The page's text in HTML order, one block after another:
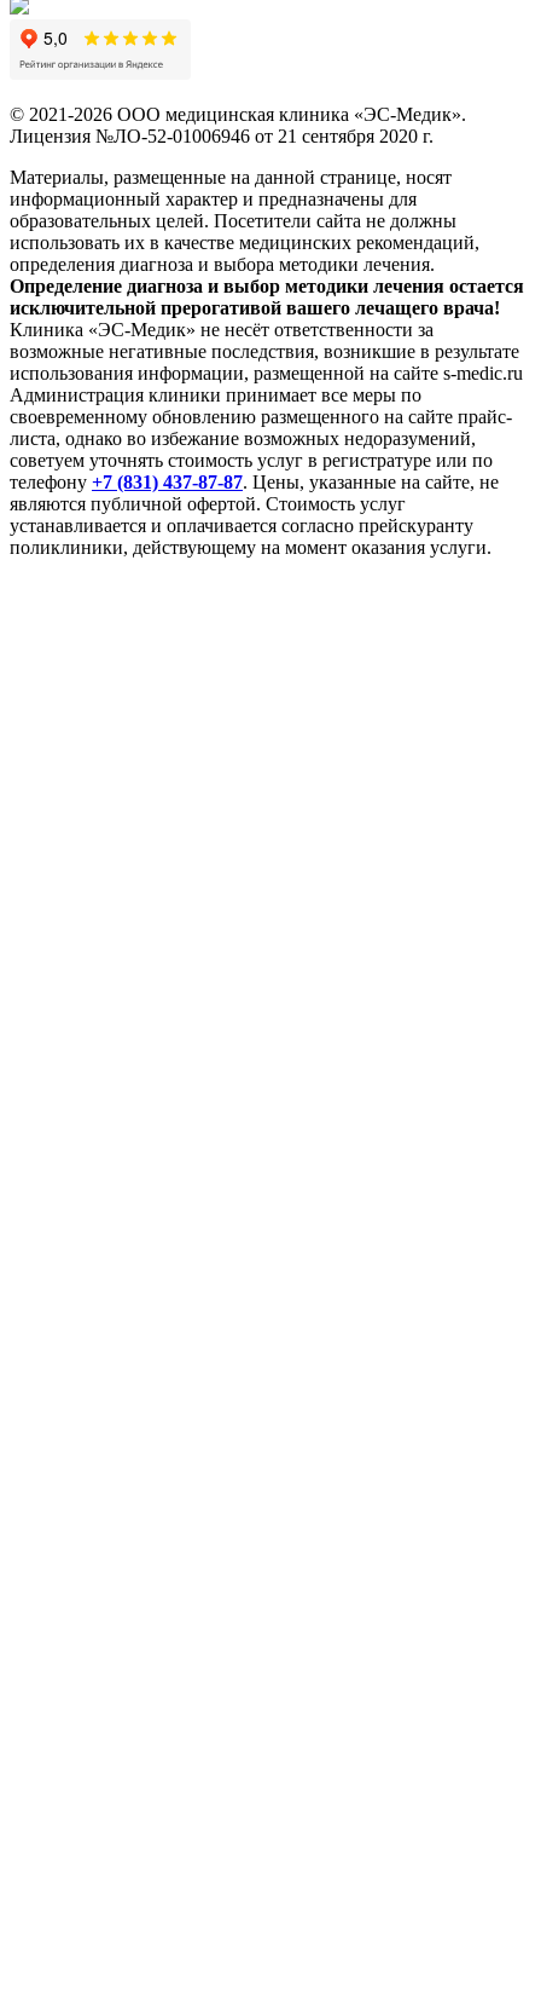
© 2021-2026 ООО медицинская клиника «ЭС-Медик».
Лицензия №ЛО-52-01006946 от 21 сентября 2020 г.
Материалы, размещенные на данной странице, носят
информационный характер и предназначены для
образовательных целей. Посетители сайта не должны
использовать их в качестве медицинских рекомендаций,
определения диагноза и выбора методики лечения.
Определение диагноза и выбор методики лечения остается
исключительной прерогативой вашего лечащего врача!
Клиника «ЭС-Медик» не несёт ответственности за
возможные негативные последствия, возникшие в результате
использования информации, размещенной на сайте s-medic.ru
Администрация клиники принимает все меры по
своевременному обновлению размещенного на сайте прайс-
листа, однако во избежание возможных недоразумений,
советуем уточнять стоимость услуг в регистратуре или по
телефону +7 (831) 437-87-87. Цены, указанные на сайте, не
являются публичной офертой. Стоимость услуг
устанавливается и оплачивается согласно прейскуранту
поликлиники, действующему на момент оказания услуги.